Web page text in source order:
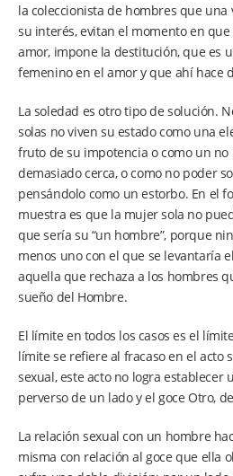
la coleccionista de hombres que una
su interés, evitan el momento en
amor, impone la destitución, que es
femenino en el amor y que ahí hace
La soledad es otro tipo de solución.
solas no viven su estado como una
fruto de su impotencia o como un
demasiado cerca, o como no poder
pensándolo como un estorbo. En el
muestra es que la mujer sola no
que sería su “un hombre”, porque
menos uno con el que se levantaría
aquella que rechaza a los hombres
sueño del Hombre.
El límite en todos los casos es el
límite se refiere al fracaso en el acto
sexual, este acto no logra establecer
perverso de un lado y el goce Otro,
La relación sexual con un hombre
misma con relación al goce que ella